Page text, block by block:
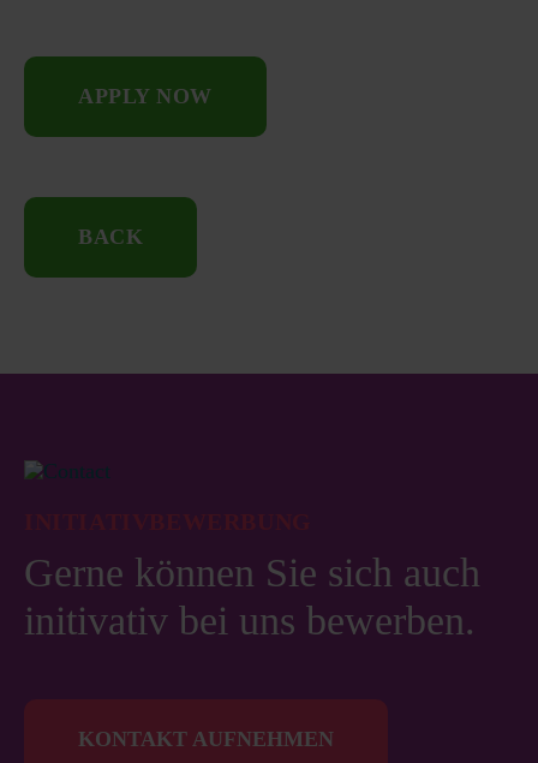
APPLY NOW
BACK
Gerne können Sie sich auch
initivativ bei uns bewerben.
KONTAKT AUFNEHMEN